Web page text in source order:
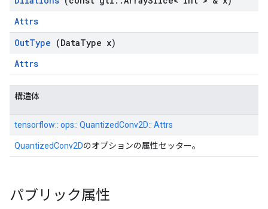
Attrs
OutType (DataType x)
Attrs
構造体
tensorflow:: ops:: QuantizedConv2D:: Attrs
QuantizedConv2Dのオプションの属性セッター。
パブリック属性